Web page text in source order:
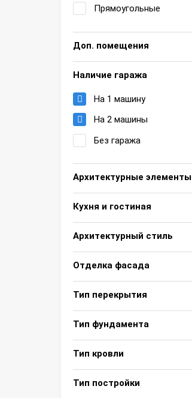
Прямоугольные
Доп. помещения
Наличие гаража
На 1 машину
На 2 машины
Без гаража
Архитектурные элементы
Кухня и гостиная
Архитектурный стиль
Отделка фасада
Тип перекрытия
Тип фундамента
Тип кровли
Тип постройки